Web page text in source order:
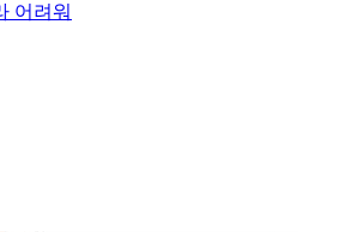
어려워